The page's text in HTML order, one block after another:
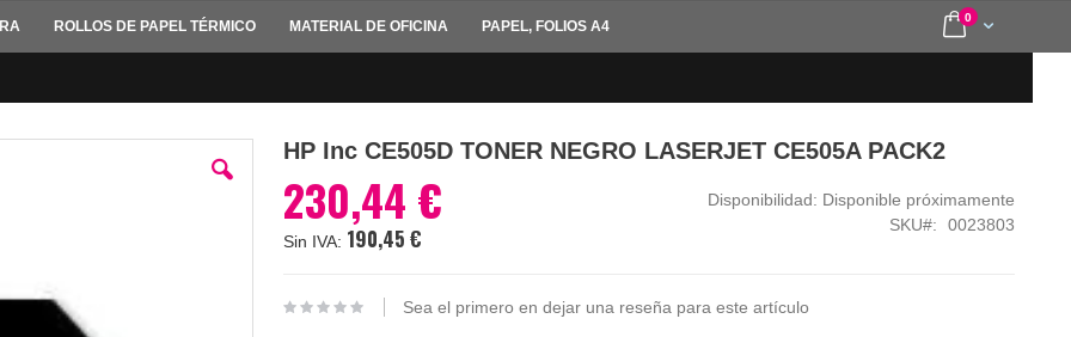
Cart
0items
ROLLOS DE PAPEL TÉRMICO MATERIAL DE OFICINA PAPEL, FOLIOS A4
HP Inc CE505D TONER NEGRO LASERJET CE505A PACK2
230,44 €
190,45 €
Disponibilidad: Disponible próximamente
SKU
0023803
Sea el primero en dejar una reseña para este artículo